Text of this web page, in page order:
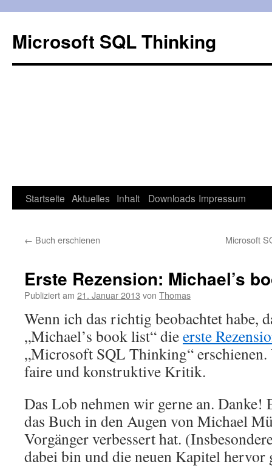
Microsoft SQL Thinking
Springe
Inhalt
Startseite Aktuelles Inhalt Downloads Impressum
← Buch erschienen Microsoft
Erste Rezension: Michael’s
Publiziert am 21. Januar 2013 von Thomas
Wenn ich das richtig beobachtet habe,
„Michael’s book list“ dieerste
„Microsoft SQL Thinking“
faire und konstruktive Kritik.
Das Lob nehmen wir gerne an. Danke!
das Buch in den Augen von Michael
Vorgänger verbessert hat.
dabei bin und die neuen Kapitel